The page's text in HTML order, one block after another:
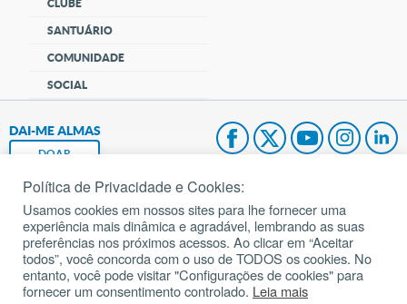
CLUBE
SANTUÁRIO
COMUNIDADE
SOCIAL
DAI-ME ALMAS
DOAR
Fundação João Paulo II
Pedido de Oração
Mapa do site
Política de Privacidade e Cookies:
Usamos cookies em nossos sites para lhe fornecer uma
experiência mais dinâmica e agradável, lembrando as suas
preferências nos próximos acessos. Ao clicar em “Aceitar
todos”, você concorda com o uso de TODOS os cookies. No
entanto, você pode visitar "Configurações de cookies" para
fornecer um consentimento controlado. Leia mais